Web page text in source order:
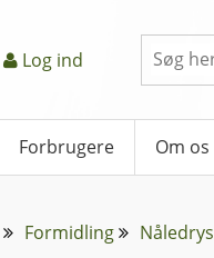
Log ind
Forbrugere Om os
Formidling Nåledrys